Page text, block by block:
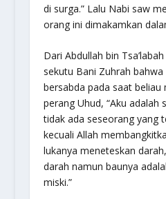
di surga.” Lalu Nabi saw
orang ini dimakamkan
Dari Abdullah bin
sekutu Bani Zuhrah bahwa
bersabda pada saat
perang Uhud, “Aku adalah
tidak ada seseorang yang
kecuali Allah
lukanya meneteskan
darah namun baunya
miski.”